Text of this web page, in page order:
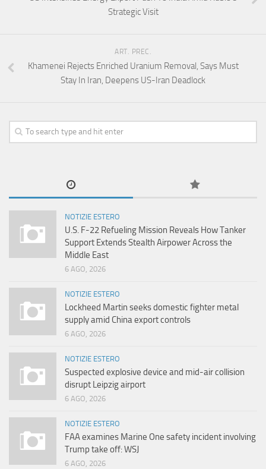
Strategic Visit
ART. PREC.
Khamenei Rejects Enriched Uranium Removal, Says Must
Stay In Iran, Deepens US-Iran Deadlock
NOTIZIE ESTERO
U.S. F-22 Refueling Mission Reveals How Tanker
Support Extends Stealth Airpower Across the
Middle East
6 AGO, 2026
NOTIZIE ESTERO
Lockheed Martin seeks domestic fighter metal
supply amid China export controls
6 AGO, 2026
NOTIZIE ESTERO
Suspected explosive device and mid-air collision
disrupt Leipzig airport
6 AGO, 2026
NOTIZIE ESTERO
FAA examines Marine One safety incident involving
Trump take off: WSJ
6 AGO, 2026